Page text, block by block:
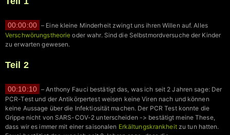
00:00:00 – Eine kleine Minderheit zwingt uns ihren Willen auf. Alles
Verschwörungstheorie oder wahr. Sind die Selbstmordversuche der Kinder
zu erwarten gewesen.
Teil 2
00:10:10 – Anthony Fauci bestätigt das, was ich seit 2 Jahren sage: Der
PCR-Test und der Antikörpertest weisen keine Viren nach und können
keine Aussage über die Infektiosität machen. Der PCR Test konnte die
Grippe nicht von SARS-COV-2 unterscheiden -> bestätigt meine These,
dass wir es immer mit einer saisonalen Erkältungskrankheitzu tun hatten.